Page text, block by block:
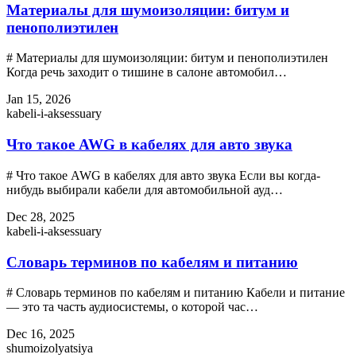
Материалы для шумоизоляции: битум и
пенополиэтилен
# Материалы для шумоизоляции: битум и пенополиэтилен
Когда речь заходит о тишине в салоне автомобил…
Jan 15, 2026
kabeli-i-aksessuary
Что такое AWG в кабелях для авто звука
# Что такое AWG в кабелях для авто звука Если вы когда-
нибудь выбирали кабели для автомобильной ауд…
Dec 28, 2025
kabeli-i-aksessuary
Словарь терминов по кабелям и питанию
# Словарь терминов по кабелям и питанию Кабели и питание
— это та часть аудиосистемы, о которой час…
Dec 16, 2025
shumoizolyatsiya